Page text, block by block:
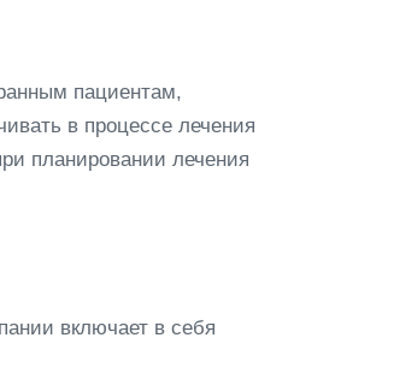
пациентам,
в процессе лечения
планировании лечения
включает в себя